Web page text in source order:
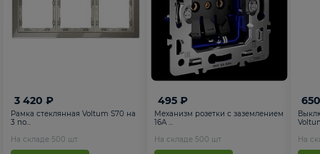
3 420 ₽
Рамка стеклянная Voltum S70 на
3 по...
На складе 500 шт
495 ₽
Механизм розетки с заземлением
16А ...
На складе 500 шт
На